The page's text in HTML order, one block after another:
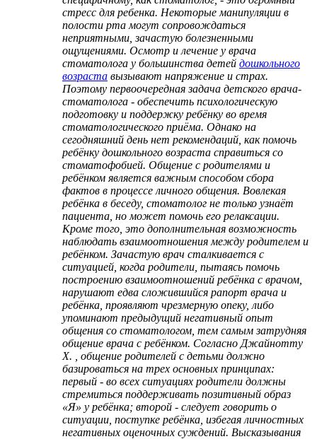
стресс для ребенка. Некоторые манипуляции в
полости рта могут сопровождаться
неприятными, зачастую болезненными
ощущениями. Осмотр и лечение у врача
стоматолога у большинства детей дошкольного
возраста вызывают напряжение и страх.
Поэтому первоочередная задача детского врача-
стоматолога - обеспечить психологическую
подготовку и поддержку ребёнку во время
стоматологического приёма. Однако на
сегодняшний день нет рекомендаций, как помочь
ребёнку дошкольного возраста справиться со
стоматофобией. Общение с родителями и
ребёнком является важным способом сбора
фактов в процессе личного общения. Вовлекая
ребёнка в беседу, стоматолог не только узнаёт
пациента, но может помочь его релаксации.
Кроме того, это дополнительная возможность
наблюдать взаимоотношения между родителем и
ребёнком. Зачастую врач сталкивается с
ситуацией, когда родители, пытаясь помочь
построению взаимоотношений ребёнка с врачом,
нарушают едва сложившийся рапорт врача и
ребёнка, проявляют чрезмерную опеку, либо
упоминают предыдущий негативный опыт
общения со стоматологом, тем самым затрудняя
общение врача с ребёнком. Согласно Джайнотту
X. , общение родителей с детьми должно
базироваться на трех основных принципах:
первый - во всех ситуациях родители должны
стремиться поддерживать позитивный образ
«Я» у ребёнка; второй - следует говорить о
ситуации, поступке ребёнка, избегая личностных
негативных оценочных суждений. Высказывания